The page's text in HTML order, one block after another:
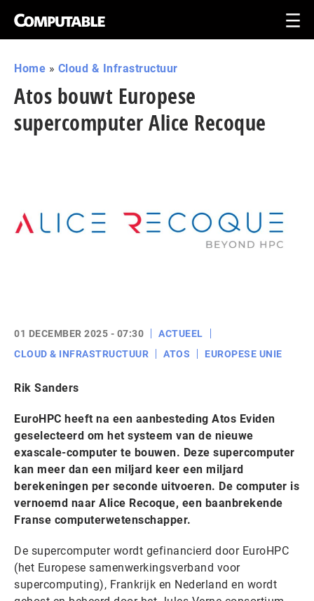
Home » Cloud & Infrastructuur
Atos bouwt Europese
supercomputer Alice Recoque
01 DECEMBER 2025 - 07:30
ACTUEEL
CLOUD & INFRASTRUCTUUR
ATOS EUROPESE UNIE
Rik Sanders
EuroHPC heeft na een aanbesteding Atos Eviden
geselecteerd om het systeem van de nieuwe
exascale-computer te bouwen. Deze supercomputer
kan meer dan een miljard keer een miljard
berekeningen per seconde uitvoeren. De computer is
vernoemd naar Alice Recoque, een baanbrekende
Franse computerwetenschapper.
De supercomputer wordt gefinancierd door EuroHPC
(het Europese samenwerkingsverband voor
supercomputing), Frankrijk en Nederland en wordt